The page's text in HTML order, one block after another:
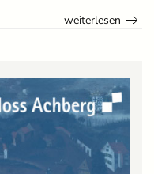
weiterlesen